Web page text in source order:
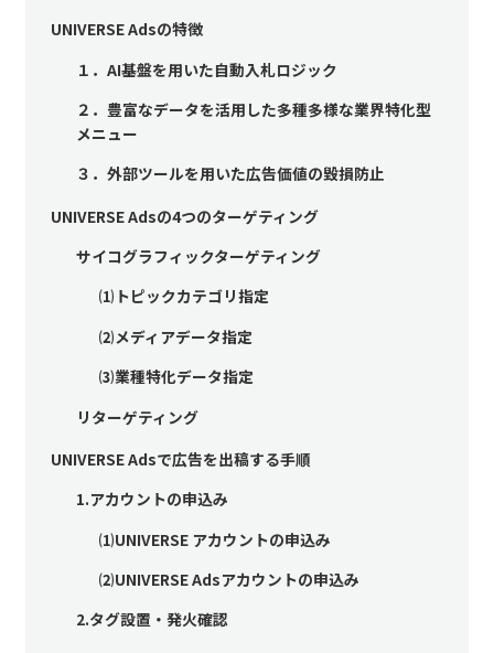
UNIVERSE Adsの特徴
１．AI基盤を用いた自動入札ロジック
２．豊富なデータを活用した多種多様な業界特化型
メニュー
３．外部ツールを用いた広告価値の毀損防止
UNIVERSE Adsの4つのターゲティング
サイコグラフィックターゲティング
⑴トピックカテゴリ指定
⑵メディアデータ指定
⑶業種特化データ指定
リターゲティング
UNIVERSE Adsで広告を出稿する手順
1.アカウントの申込み
⑴UNIVERSE アカウントの申込み
⑵UNIVERSE Adsアカウントの申込み
2.タグ設置・発火確認